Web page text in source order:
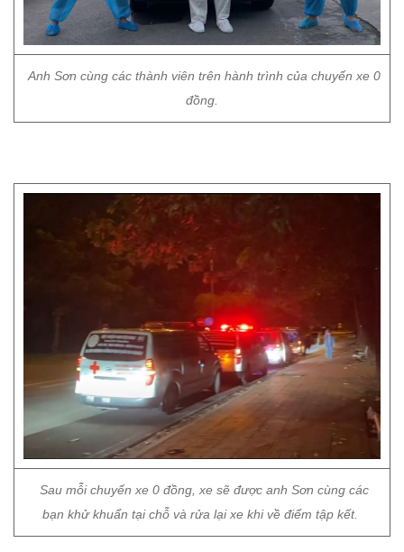
Anh Sơn cùng các thành viên trên hành trình của chuyến xe 0
đồng.
Sau mỗi chuyến xe 0 đồng, xe sẽ được anh Sơn cùng các
bạn khử khuẩn tại chỗ và rửa lại xe khi về điểm tập kết.